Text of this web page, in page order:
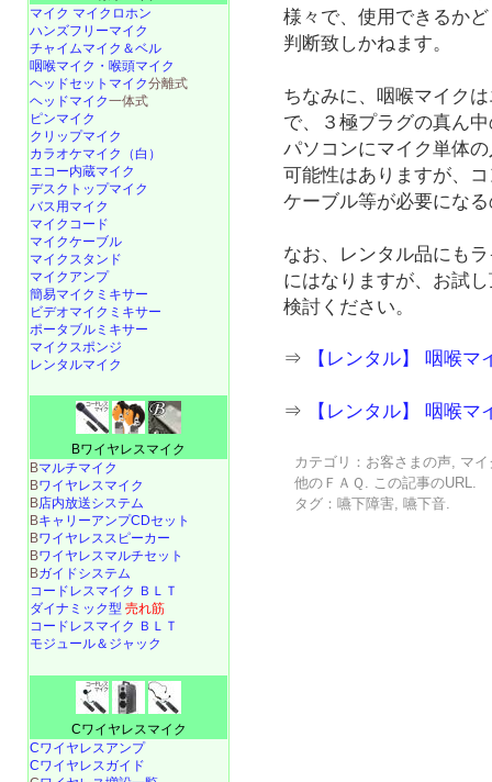
様々で、使用できるか
判断致しかねます。
ちなみに、咽喉マイク
で、３極プラグの真ん
パソコンにマイク単体
可能性はありますが、
ケーブル等が必要にな
なお、レンタル品にも
にはなりますが、お試
検討ください。
⇒ 【レンタル】 咽喉
⇒ 【レンタル】 咽喉
カテゴリ： お客さまの声, マ
他のＦＡＱ . この記事のURL.
タグ：嚥下障害,嚥下音.
マイク マイクロホン
ハンズフリーマイク
チャイムマイク＆ベル
咽喉マイク・喉頭マイク
ヘッドセットマイク分離式
ヘッドマイク一体式
ピンマイク
クリップマイク
カラオケマイク（白）
エコー内蔵マイク
デスクトップマイク
バス用マイク
マイクコード
マイクケーブル
マイクスタンド
マイクアンプ
簡易マイクミキサー
ビデオマイクミキサー
ポータブルミキサー
マイクスポンジ
レンタルマイク
Bワイヤレスマイク
Bマルチマイク
Bワイヤレスマイク
B店内放送システム
BキャリーアンプCDセット
Bワイヤレススピーカー
Bワイヤレスマルチセット
Bガイドシステム
コードレスマイク ＢＬＴ
ダイナミック型 売れ筋
コードレスマイク ＢＬＴ
モジュール＆ジャック
Cワイヤレスマイク
Cワイヤレスアンプ
Cワイヤレスガイド